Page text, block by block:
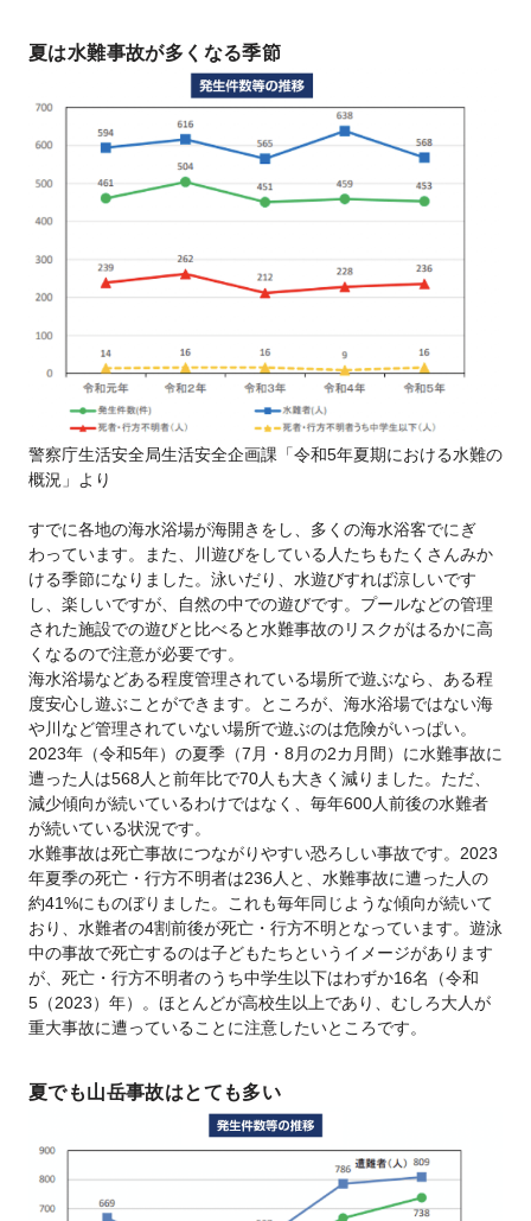
夏は水難事故が多くなる季節
警察庁生活安全局生活安全企画課「令和5年夏期における水難の
概況」より
すでに各地の海水浴場が海開きをし、多くの海水浴客でにぎ
わっています。また、川遊びをしている人たちもたくさんみか
ける季節になりました。泳いだり、水遊びすれば涼しいです
し、楽しいですが、自然の中での遊びです。プールなどの管理
された施設での遊びと比べると水難事故のリスクがはるかに高
くなるので注意が必要です。
海水浴場などある程度管理されている場所で遊ぶなら、ある程
度安心し遊ぶことができます。ところが、海水浴場ではない海
や川など管理されていない場所で遊ぶのは危険がいっぱい。
2023年（令和5年）の夏季（7月・8月の2カ月間）に水難事故に
遭った人は568人と前年比で70人も大きく減りました。ただ、
減少傾向が続いているわけではなく、毎年600人前後の水難者
が続いている状況です。
水難事故は死亡事故につながりやすい恐ろしい事故です。2023
年夏季の死亡・行方不明者は236人と、水難事故に遭った人の
約41%にものぼりました。これも毎年同じような傾向が続いて
おり、水難者の4割前後が死亡・行方不明となっています。遊泳
中の事故で死亡するのは子どもたちというイメージがあります
が、死亡・行方不明者のうち中学生以下はわずか16名（令和
5（2023）年）。ほとんどが高校生以上であり、むしろ大人が
重大事故に遭っていることに注意したいところです。
夏でも山岳事故はとても多い